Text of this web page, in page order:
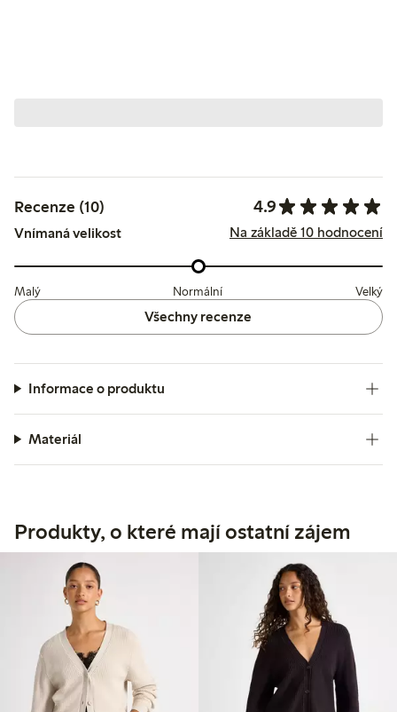
Recenze (10) 4.9
Vnímaná velikost Na základě 10 hodnocení
Malý Normální Velký
Všechny recenze
Informace o produktu
Materiál
Produkty, o které mají ostatní zájem